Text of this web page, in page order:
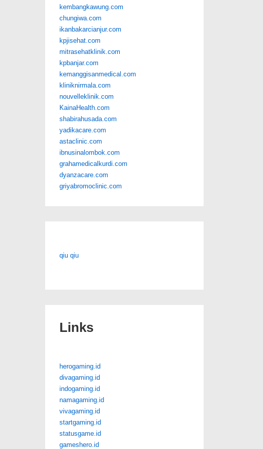
kembangkawung.com
chungiwa.com
ikanbakarcianjur.com
kpjisehat.com
mitrasehatklinik.com
kpbanjar.com
kemanggisanmedical.com
kliniknirmala.com
nouvelleklinik.com
KainaHealth.com
shabirahusada.com
yadikacare.com
astaclinic.com
ibnusinalombok.com
grahamedicalkurdi.com
dyanzacare.com
griyabromoclinic.com
qiu qiu
Links
herogaming.id
divagaming.id
indogaming.id
namagaming.id
vivagaming.id
startgaming.id
statusgame.id
gameshero.id